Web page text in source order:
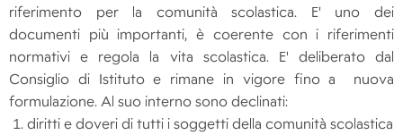
riferimento per la comunità scolastica. E' uno dei
documenti più importanti, è coerente con i riferimenti
normativi e regola la vita scolastica. E' deliberato dal
Consiglio di Istituto e rimane in vigore fino a nuova
formulazione. Al suo interno sono declinati:
diritti e doveri di tutti i soggetti della comunità scolastica